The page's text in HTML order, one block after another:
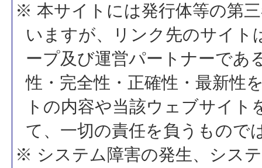
※ 本サイトには発行体等の第
いますが、リンク先のサイト
ープ及び運営パートナーであ
性・完全性・正確性・最新性
トの内容や当該ウェブサイ
て、一切の責任を負うもので
※ システム障害の発生、シス